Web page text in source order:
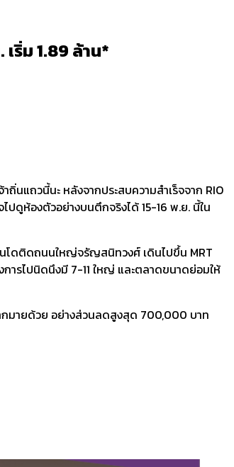
ริ่ม 1.89 ล้าน*
นแถวนี้นะ หลังจากประสบความสำเร็จจาก RIO
ดูห้องตัวอย่างบนตึกจริงได้ 15-16 พ.ย. นี้ใน
นโดติดถนนใหญ่จรัญสนิทวงศ์ เดินไปขึ้น MRT
ารไปนิดนึงมี 7-11 ใหญ่ และตลาดขนาดย่อมให้
ากมายด้วย อย่างส่วนลดสูงสุด 700,000 บาท